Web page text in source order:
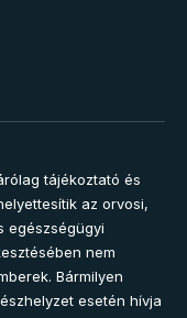
tájékoztató és
az orvosi,
egészségügyi
nem
Bármilyen
esetén hívja